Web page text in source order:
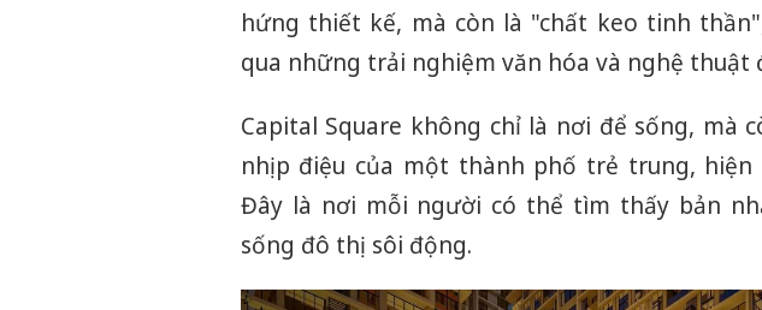
hứng thiết kế, mà còn là "chất keo tinh
qua những trải nghiệm văn hóa và nghệ thuật
Capital Square không chỉ là nơi để sống, mà
nhịp điệu của một thành phố trẻ trung,
Đây là nơi mỗi người có thể tìm thấy bản
sống đô thị sôi động.